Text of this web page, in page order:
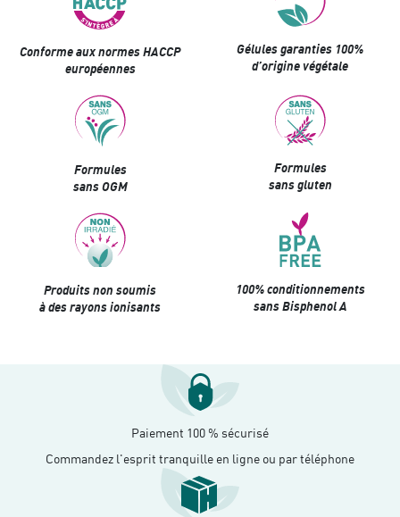
Conforme aux normes HACCP
européennes
Gélules garanties 100%
d’origine végétale
Formules
sans OGM
Formules
sans gluten
Produits non soumis
à des rayons ionisants
100% conditionnements
sans Bisphenol A
Paiement 100 % sécurisé
Commandez l'esprit tranquille en ligne ou par téléphone